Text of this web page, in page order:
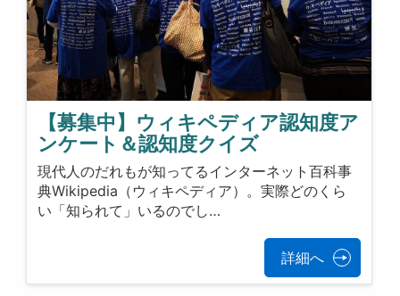
【募集中】ウィキペディア認知度ア
ンケート＆認知度クイズ
現代人のだれもが知ってるインターネット百科事
典Wikipedia（ウィキペディア）。実際どのくら
い「知られて」いるのでし…
詳細へ